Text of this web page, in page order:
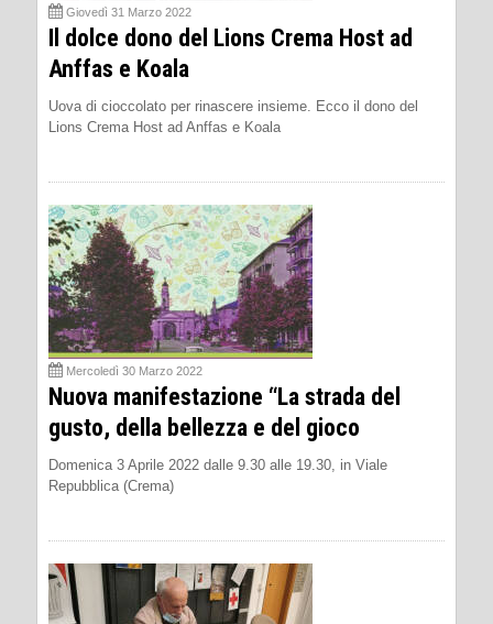
Giovedì 31 Marzo 2022
Il dolce dono del Lions Crema Host ad
Anffas e Koala
Uova di cioccolato per rinascere insieme. Ecco il dono del
Lions Crema Host ad Anffas e Koala
Mercoledì 30 Marzo 2022
Nuova manifestazione “La strada del
gusto, della bellezza e del gioco
Domenica 3 Aprile 2022 dalle 9.30 alle 19.30, in Viale
Repubblica (Crema)